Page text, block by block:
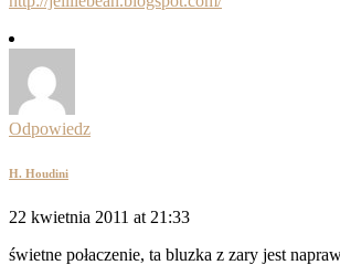
Odpowiedz
H. Houdini
22 kwietnia 2011 at 21:33
świetne połaczenie, ta bluzka z zary jest